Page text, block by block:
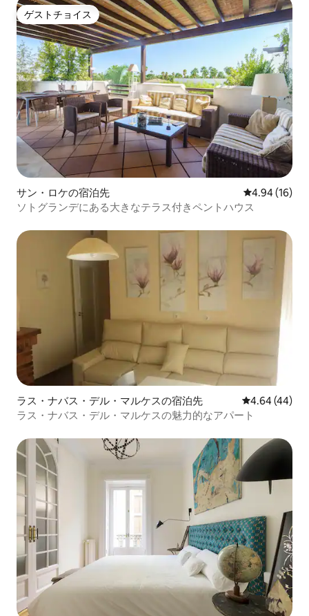
ゲストチョイス
ゲストチョイス
サン・ロケの宿泊先 レビュー16
4.94 (16)
ソトグランデにある大きなテラス付きペントハウス
ラス・ナバス・デル・マルケスの宿泊先 レビュー44
4.64 (44)
ラス・ナバス・デル・マルケスの魅力的なアパート